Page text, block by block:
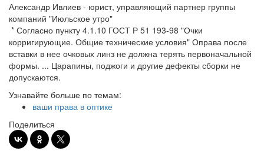
Александр Ивлиев - юрист, управляющий партнер группы
компаний "Июльское утро"
* Согласно пункту 4.1.10 ГОСТ Р 51 193-98 "Очки
корригирующие. Общие технические условия" Оправа после
вставки в нее очковых линз не должна терять первоначальной
формы. ... Царапины, поджоги и другие дефекты сборки не
допускаются.
Узнавайте больше по темам:
ваши права в оптике
Поделиться